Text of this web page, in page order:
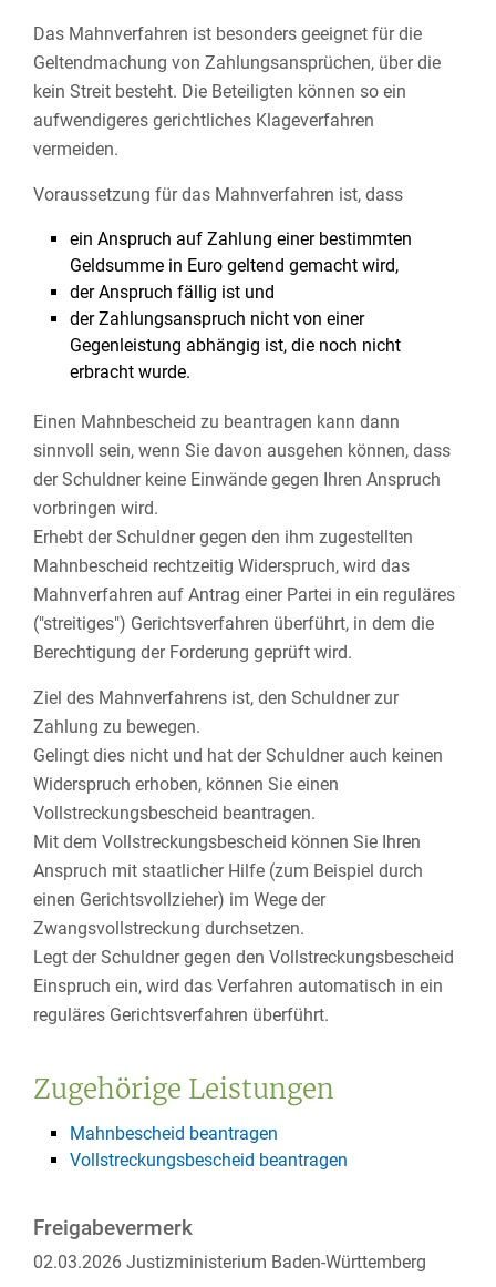
Das Mahnverfahren ist besonders geeignet für die
Geltendmachung von Zahlungsansprüchen, über die
kein Streit besteht. Die Beteiligten können so ein
aufwendigeres gerichtliches Klageverfahren
vermeiden.
Voraussetzung für das Mahnverfahren ist, dass
ein Anspruch auf Zahlung einer bestimmten
Geldsumme in Euro geltend gemacht wird,
der Anspruch fällig ist und
der Zahlungsanspruch nicht von einer
Gegenleistung abhängig ist, die noch nicht
erbracht wurde.
Einen Mahnbescheid zu beantragen kann dann
sinnvoll sein, wenn Sie davon ausgehen können, dass
der Schuldner keine Einwände gegen Ihren Anspruch
vorbringen wird.
Erhebt der Schuldner gegen den ihm zugestellten
Mahnbescheid rechtzeitig Widerspruch, wird das
Mahnverfahren auf Antrag einer Partei in ein reguläres
("streitiges") Gerichtsverfahren überführt, in dem die
Berechtigung der Forderung geprüft wird.
Ziel des Mahnverfahrens ist, den Schuldner zur
Zahlung zu bewegen.
Gelingt dies nicht und hat der Schuldner auch keinen
Widerspruch erhoben, können Sie einen
Vollstreckungsbescheid beantragen.
Mit dem Vollstreckungsbescheid können Sie Ihren
Anspruch mit staatlicher Hilfe (zum Beispiel durch
einen Gerichtsvollzieher) im Wege der
Zwangsvollstreckung durchsetzen.
Legt der Schuldner gegen den Vollstreckungsbescheid
Einspruch ein, wird das Verfahren automatisch in ein
reguläres Gerichtsverfahren überführt.
Zugehörige Leistungen
Mahnbescheid beantragen
Vollstreckungsbescheid beantragen
Freigabevermerk
02.03.2026 Justizministerium Baden-Württemberg